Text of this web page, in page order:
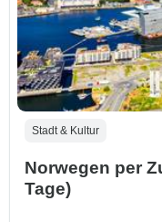
Stadt & Kultur
Norwegen per
Tage)